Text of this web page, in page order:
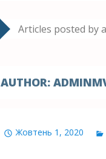
Articles posted by
AUTHOR:
Жовтень 1, 2020